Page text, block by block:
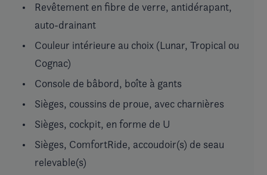
Revêtement en fibre de verre, antidérapant,
auto-drainant
Couleur intérieure au choix (Lunar, Tropical ou
Cognac)
Console de bâbord, boîte à gants
Sièges, coussins de proue, avec charnières
Sièges, cockpit, en forme de U
Sièges, ComfortRide, accoudoir(s) de seau
relevable(s)